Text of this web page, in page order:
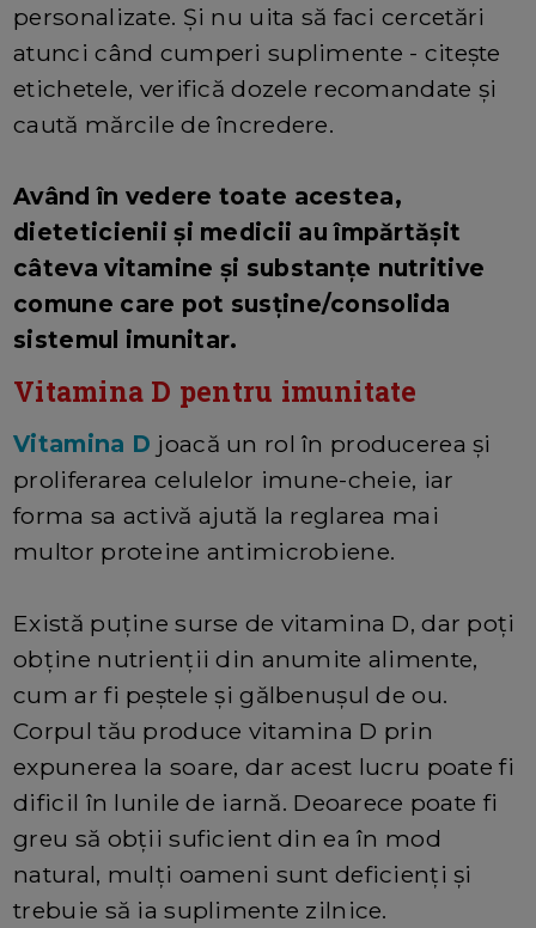
personalizate. Și nu uita să faci cercetări
atunci când cumperi suplimente - citește
etichetele, verifică dozele recomandate și
caută mărcile de încredere.
Având în vedere toate acestea,
dieteticienii și medicii au împărtășit
câteva vitamine și substanțe nutritive
comune care pot susține/consolida
sistemul imunitar.
Vitamina D pentru imunitate
Vitamina D joacă un rol în producerea și
proliferarea celulelor imune-cheie, iar
forma sa activă ajută la reglarea mai
multor proteine ​​antimicrobiene.
Există puține surse de vitamina D, dar poți
obține nutrienții din anumite alimente,
cum ar fi peștele și gălbenușul de ou.
Corpul tău produce vitamina D prin
expunerea la soare, dar acest lucru poate fi
dificil în lunile de iarnă. Deoarece poate fi
greu să obții suficient din ea în mod
natural, mulți oameni sunt deficienți și
trebuie să ia suplimente zilnice.